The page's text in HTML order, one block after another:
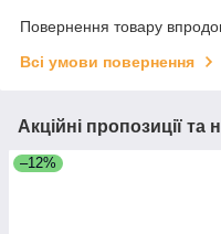
Повернення товару
Всі умови повернення
Акційні пропозиції та
–12%